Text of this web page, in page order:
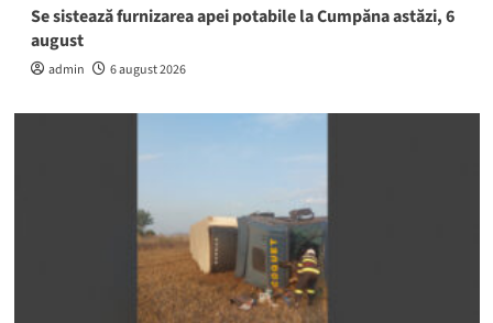
Se sistează furnizarea apei potabile la Cumpăna astăzi, 6
august
admin 6 august 2026